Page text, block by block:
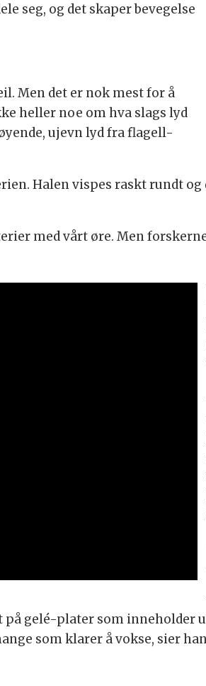
seg, og det skaper bevegelse
Men det er nok mest for å
heller noe om hva slags lyd
ujevn lyd fra flagell-
Halen vispes raskt rundt
med vårt øre. Men
på gelé-plater som inneholder
som klarer å vokse, sier